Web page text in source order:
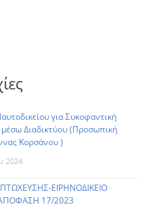
για Συκοφαντική
Διαδικτύου (Προσωπική
Κορσάνου )
2024
ΕΙΡΗΝΟΔΙΚΕΙΟ
17/2023